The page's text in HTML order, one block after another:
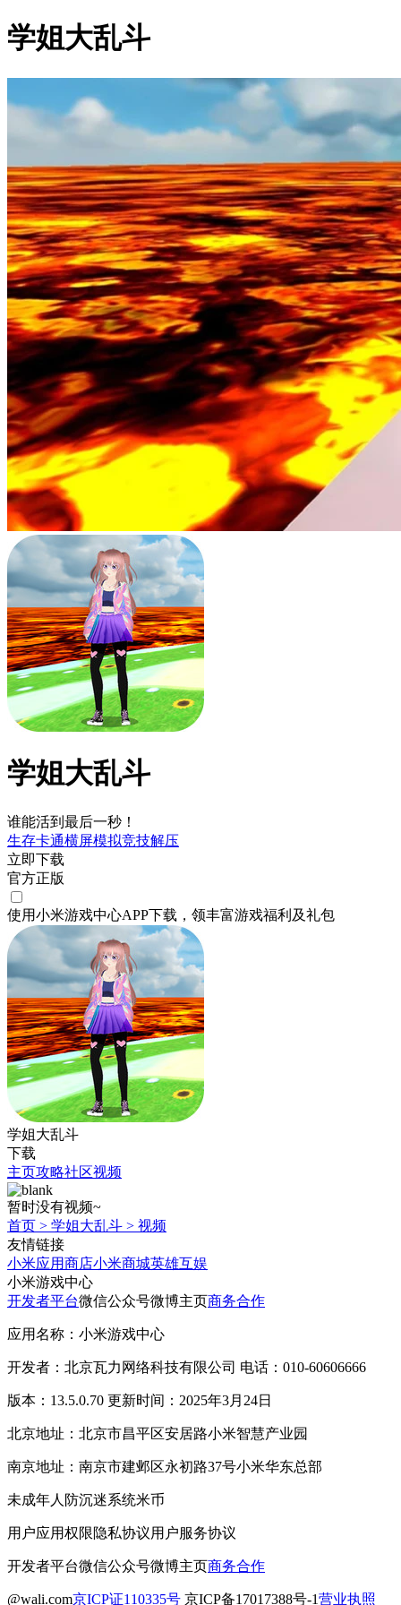
学姐大乱斗
学姐大乱斗
谁能活到最后一秒！
生存卡通横屏模拟竞技解压
立即下载
官方正版
使用小米游戏中心APP下载 ，领丰富游戏福利 及礼包
学姐大乱斗
下载
主页攻略社区视频
暂时没有视频~
首页 > 学姐大乱斗 > 视频
友情链接
小米应用商店小米商城英雄互娱
小米游戏中心
开发者平台微信公众号微博主页商务合作
应用名称：小米游戏中心
开发者：北京瓦力网络科技有限公司 电话：010-60606666
版本：13.5.0.70 更新时间：2025年3月24日
北京地址：北京市昌平区安居路小米智慧产业园
南京地址：南京市建邺区永初路37号小米华东总部
未成年人防沉迷系统米币
用户应用权限隐私协议用户服务协议
开发者平台微信公众号微博主页商务合作
@wali.com京ICP证110335号 京ICP备17017388号-1营业执照